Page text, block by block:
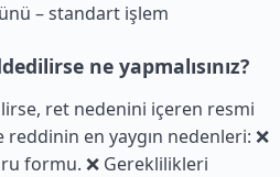
– standart işlem
ne yapmalısınız?
ret nedenini içeren resmi
reddinin en yaygın nedenleri: ❌
formu. ❌ Gereklilikleri